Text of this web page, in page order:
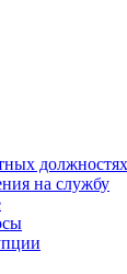
должностях
на службу